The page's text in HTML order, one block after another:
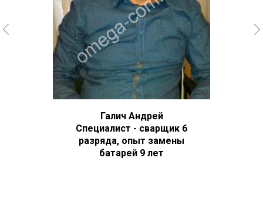
Галич Андрей
Специалист - сварщик 6
разряда, опыт замены
батарей 9 лет